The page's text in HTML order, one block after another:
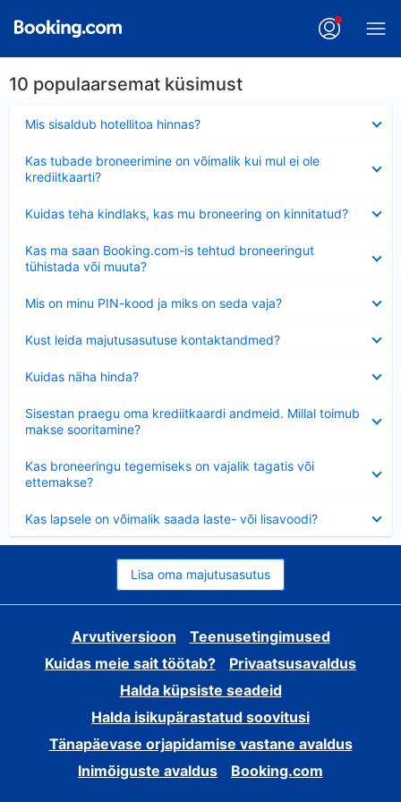
10 populaarsemat küsimust
Mis sisaldub hotellitoa hinnas?
Kas tubade broneerimine on võimalik kui mul ei ole
krediitkaarti?
Kuidas teha kindlaks, kas mu broneering on kinnitatud?
Kas ma saan Booking.com-is tehtud broneeringut
tühistada või muuta?
Mis on minu PIN-kood ja miks on seda vaja?
Kust leida majutusasutuse kontaktandmed?
Kuidas näha hinda?
Sisestan praegu oma krediitkaardi andmeid. Millal toimub
makse sooritamine?
Kas broneeringu tegemiseks on vajalik tagatis või
ettemakse?
Kas lapsele on võimalik saada laste- või lisavoodi?
Lisa oma majutusasutus
Arvutiversioon
Teenusetingimused
Kuidas meie sait töötab?
Privaatsusavaldus
Halda küpsiste seadeid
Halda isikupärastatud soovitusi
Tänapäevase orjapidamise vastane avaldus
Inimõiguste avaldus
Booking.com